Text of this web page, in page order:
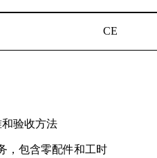
CE
验收方法
，包含零配件和工时